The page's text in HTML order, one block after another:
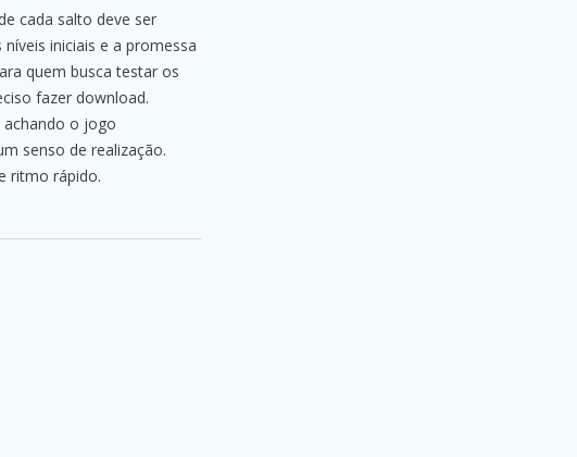
cada salto deve ser
iniciais e a promessa
quem busca testar os
fazer download.
achando o jogo
senso de realização.
ritmo rápido.